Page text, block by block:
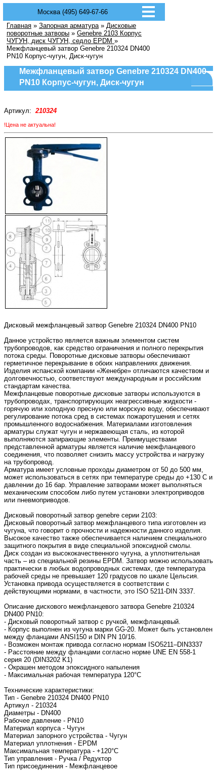
Москва (495) 649-67-66
Главная » Запорная арматура» Дисковые
поворотные затворы » Genebre 2103 Корпус
ЧУГУН, диск ЧУГУН, седло EPDM »
Межфланцевый затвор Genebre 210324 DN400
PN10 Корпус-чугун, Диск-чугун
Межфланцевый затвор Genebre 210324 DN400
PN10 Корпус-чугун, Диск-чугун
Артикул: 210324
!Цена не актуальна!
Дисковый межфланцевый затвор Genebre 210324 DN400 PN10
Данное устройство является важным элементом систем
трубопроводов, как средство ограничения и полного перекрытия
потока среды. Поворотные дисковые затворы обеспечивают
герметичное перекрывание в обоих направлениях движения.
Изделия испанской компании «Женебре» отличаются качеством и
долговечностью, соответствуют международным и российским
стандартам качества.
Межфланцевые поворотные дисковые затворы используются в
трубопроводах, транспортирующих неагрессивные жидкости -
горячую или холодную пресную или морскую воду, обеспечивают
регулирование потока сред в системах пожаротушения и сетях
промышленного водоснабжения. Материалами изготовления
арматуры служат чугун и нержавеющая сталь, из которой
выполняются запирающие элементы. Преимуществами
представленной арматуры является наличие межфланцевого
соединения, что позволяет снизить массу устройства и нагрузку
на трубопровод.
Арматура имеет условные проходы диаметром от 50 до 500 мм,
может использоваться в сетях при температуре среды до +130 С и
давлении до 16 бар. Управление затворами может выполняться
механическим способом либо путем установки электроприводов
или пневмоприводов.
Дисковый поворотный затвор genebre серии 2103:
Дисковый поворотный затвор межфланцевого типа изготовлен из
чугуна, что говорит о прочности и надежности данного изделия.
Высокое качество также обеспечивается наличием специального
защитного покрытия в виде специальной эпоксидной смолы.
Диск создан из высококачественного чугуна, а уплотнительная
часть – из специальной резины EPDM. Затвор можно использовать
практически в любых водопроводных системах, где температура
рабочей среды не превышает 120 градусов по шкале Цельсия.
Установка привода осуществляется в соответствии с
действующими нормами, в частности, это ISO 5211-DIN 3337.
Описание дискового межфланцевого затвора Genebre 210324
DN400 PN10:
- Дисковый поворотный затвор с ручкой, межфланцевый.
- Корпус выполнен из чугуна марки GG-20. Может быть установлен
между фланцами ANSI150 и DIN PN 10/16.
- Возможeн монтаж привода согласно нормам ISO5211–DIN3337
- Расстояние между фланцами согласно норме UNE EN 558-1
серия 20 (DIN3202 K1)
- Окрашен методом эпоксидного напыления
- Максимальная рабочая температура 120°C
Технические характеристики:
Тип - Genebre 210324 DN400 PN10
Артикул - 210324
Диаметры - DN400
Рабочее давление - PN10
Материал корпуса - Чугун
Материал запорного устройства - Чугун
Материал уплотнения - EPDM
Максимальная температура - +120°C
Тип управления - Ручка / Редуктор
Тип присоединения - Межфланцевое